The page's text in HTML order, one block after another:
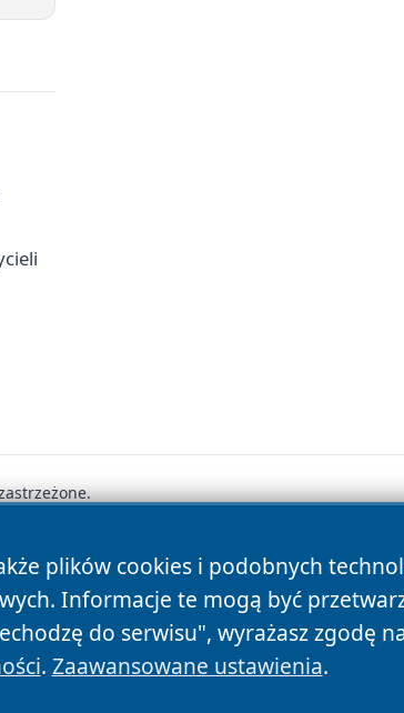
plików cookies i podobnych
Informacje te mogą być
do serwisu", wyrażasz zgodę
. Zaawansowane ustawienia.
Cookies